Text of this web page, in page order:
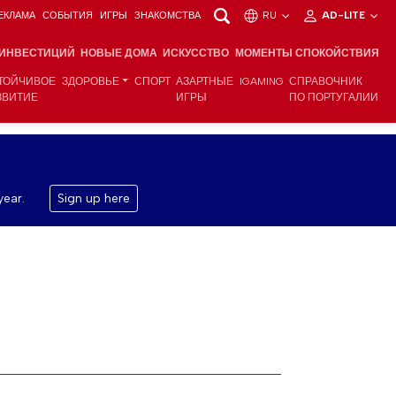
СОБЫТИЯ ИГРЫ ЗНАКОМСТВА RU AD-LITE
НОВЫЕ ДОМА ИСКУССТВО МОМЕНТЫ СПОКОЙСТВИЯ
ЗДОРОВЬЕ СПОРТ АЗАРТНЫЕ
ИГРЫ
IGAMING СПРАВОЧНИК
ПО ПОРТУГАЛИИ
Sign up here